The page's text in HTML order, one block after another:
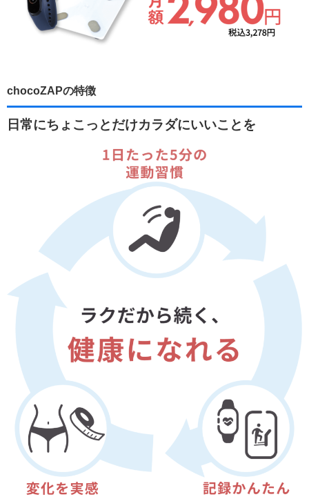
chocoZAPの特徴
日常にちょこっとだけカラダにいいことを